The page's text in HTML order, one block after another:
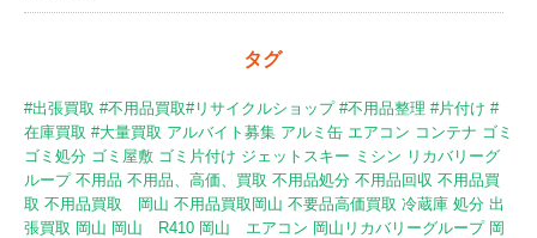
タグ
#出張買取 #不用品買取#リサイクルショップ #不用品整理 #片付け #
在庫買取 #大量買取 アルバイト募集 アルミ缶 エアコン コンテナ ゴミ
ゴミ処分 ゴミ屋敷 ゴミ片付け ジェットスキー ミシン リカバリーグ
ループ 不用品 不用品、高価、買取 不用品処分 不用品回収 不用品買
取 不用品買取 岡山 不用品買取岡山 不要品高価買取 冷蔵庫 処分 出
張買取 岡山 岡山 R410 岡山 エアコン 岡山リカバリーグループ 岡